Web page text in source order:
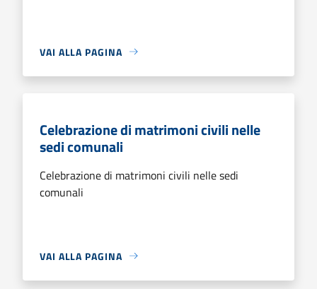
VAI ALLA PAGINA
Celebrazione di matrimoni civili nelle
sedi comunali
Celebrazione di matrimoni civili nelle sedi
comunali
VAI ALLA PAGINA